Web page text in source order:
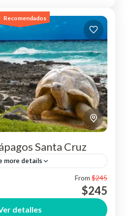
Recomendados
Santa Cruz
more details
"Galápagos" Isla
que necesitas para recorrer
maravilloso destino
From $245
$245
detalles